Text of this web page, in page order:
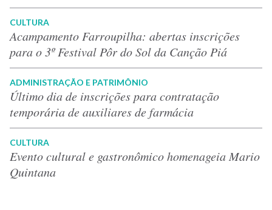
CULTURA
Acampamento Farroupilha: abertas inscrições
para o 3º Festival Pôr do Sol da Canção Piá
ADMINISTRAÇÃO E PATRIMÔNIO
Último dia de inscrições para contratação
temporária de auxiliares de farmácia
CULTURA
Evento cultural e gastronômico homenageia Mario
Quintana